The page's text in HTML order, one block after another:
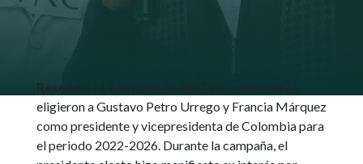
eligieron a Gustavo Petro Urrego y Francia Márquez
como presidente y vicepresidenta de Colombia para
el periodo 2022-2026. Durante la campaña, el